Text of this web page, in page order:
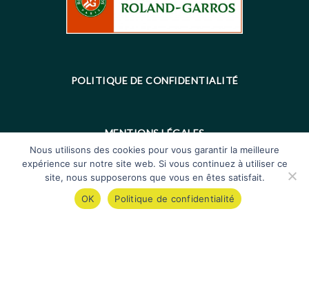
POLITIQUE DE CONFIDENTIALITÉ
MENTIONS LÉGALES
© 2022 - Made with byCybergraph
Nous utilisons des cookies pour vous garantir la meilleure
expérience sur notre site web. Si vous continuez à utiliser ce
site, nous supposerons que vous en êtes satisfait.
OK
Politique de confidentialité